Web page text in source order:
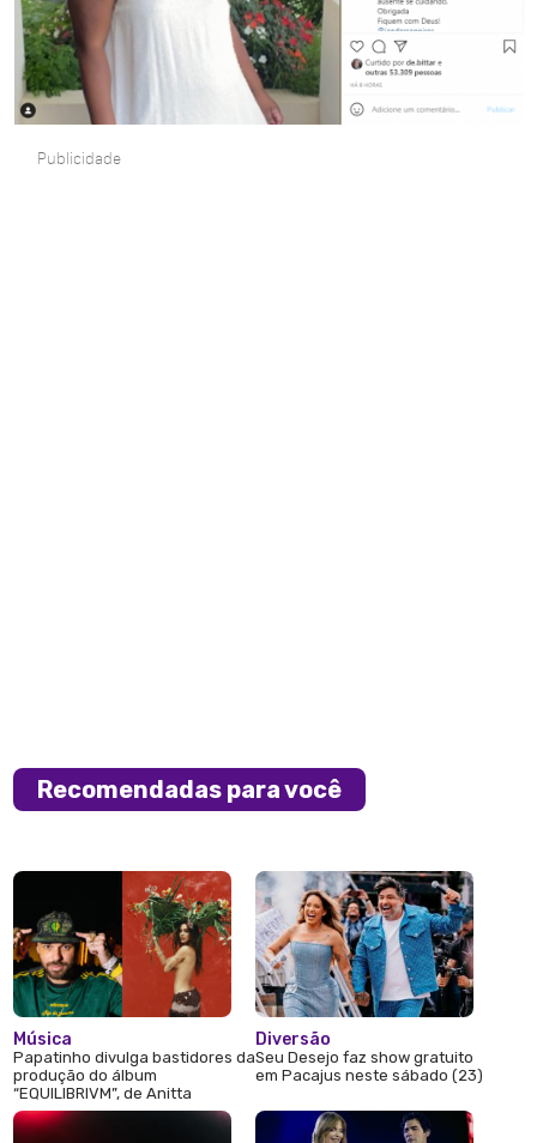
Publicidade
Recomendadas para você
Música
Papatinho divulga bastidores da
produção do álbum
“EQUILIBRIVM”, de Anitta
Diversão
Seu Desejo faz show gratuito
em Pacajus neste sábado (23)